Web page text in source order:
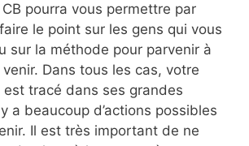
pourra vous permettre par
le point sur les gens qui vous
sur la méthode pour parvenir à
Dans tous les cas, votre
est tracé dans ses grandes
a beaucoup d’actions possibles
Il est très important de ne